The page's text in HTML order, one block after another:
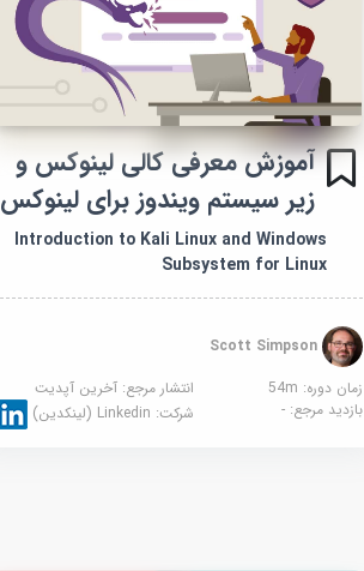
آموزش معرفی کالی لینوکس و
زیر سیستم ویندوز برای لینوکس
Introduction to Kali Linux and Windows
Subsystem for Linux
زمان دوره: 54m
انتشار مرجع: آخرین آپدیت
بازدید مرجع: - شرکت: Linkedin (لینکدین)